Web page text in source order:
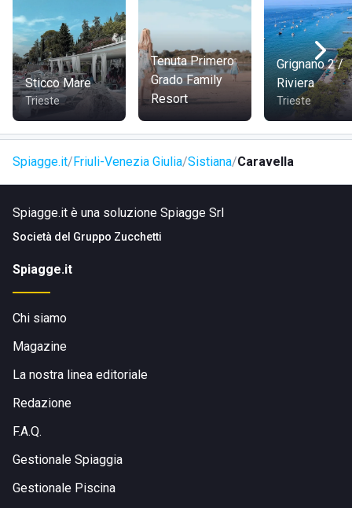
L’area è caratterizzata da splendide vedute panoramiche e
una costa affascinante, ideale per famiglie
e per chi cerca un contatto diretto con la natura.
COME RAGGIUNGERE CARAVELLA
Il lido è facilmente raggiungibile percorrendo la strada
principale che attraversaSistiana
con i mezzi pubblici
grazie alle linee bus che collegano la zona al centro città e
Sticco Mare
Trieste
Tenuta Primero
Grado Family
Resort
Grignano 2 /
Riviera
Trieste
Spiagge.it Friuli-Venezia Giulia Sistiana Caravella
Spiagge.it è una soluzione Spiagge Srl
Società del Gruppo Zucchetti
Spiagge.it
Chi siamo
Magazine
La nostra linea editoriale
Redazione
F.A.Q.
Gestionale Spiaggia
Gestionale Piscina